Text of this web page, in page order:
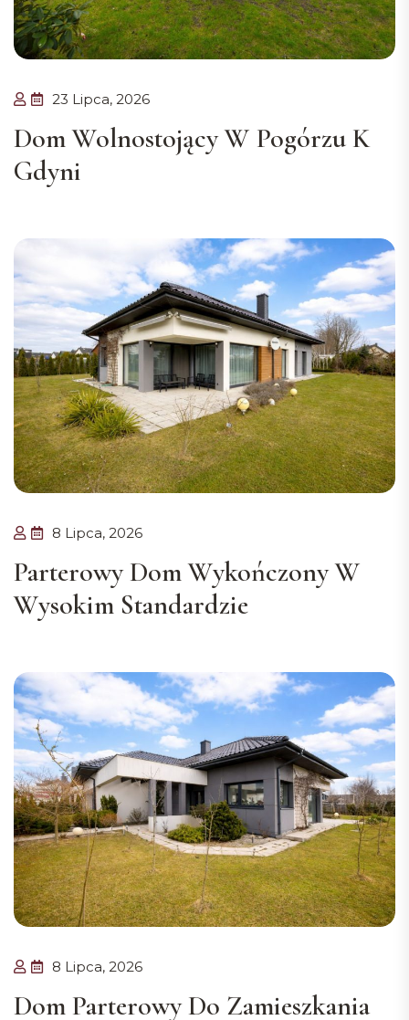
23 Lipca, 2026
Dom Wolnostojący W Pogórzu K
Gdyni
8 Lipca, 2026
Parterowy Dom Wykończony W
Wysokim Standardzie
8 Lipca, 2026
Dom Parterowy Do Zamieszkania